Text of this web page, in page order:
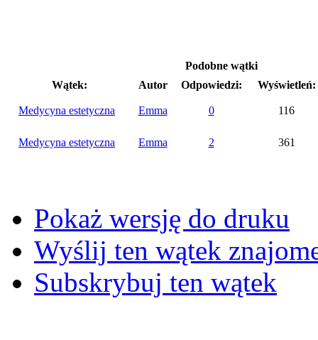
Podobne wątki
Wątek:
Autor Odpowiedzi: Wyświetleń:
Medycyna estetyczna Emma 0 116
Medycyna estetyczna Emma 2 361
Pokaż wersję do druku
Wyślij ten wątek
Subskrybuj ten wątek